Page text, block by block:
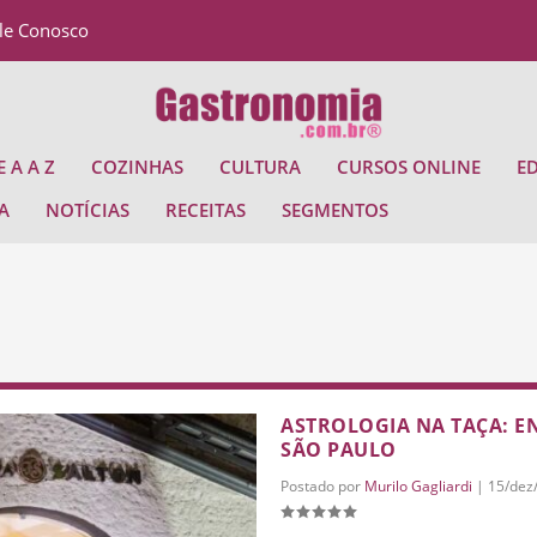
Conosco
A A Z COZINHAS CULTURA CURSOS ONLINE
NOTÍCIAS RECEITAS SEGMENTOS
ASTROLOGIA NA TAÇA:
SÃO PAULO
Postado por Murilo Gagliardi | 15/